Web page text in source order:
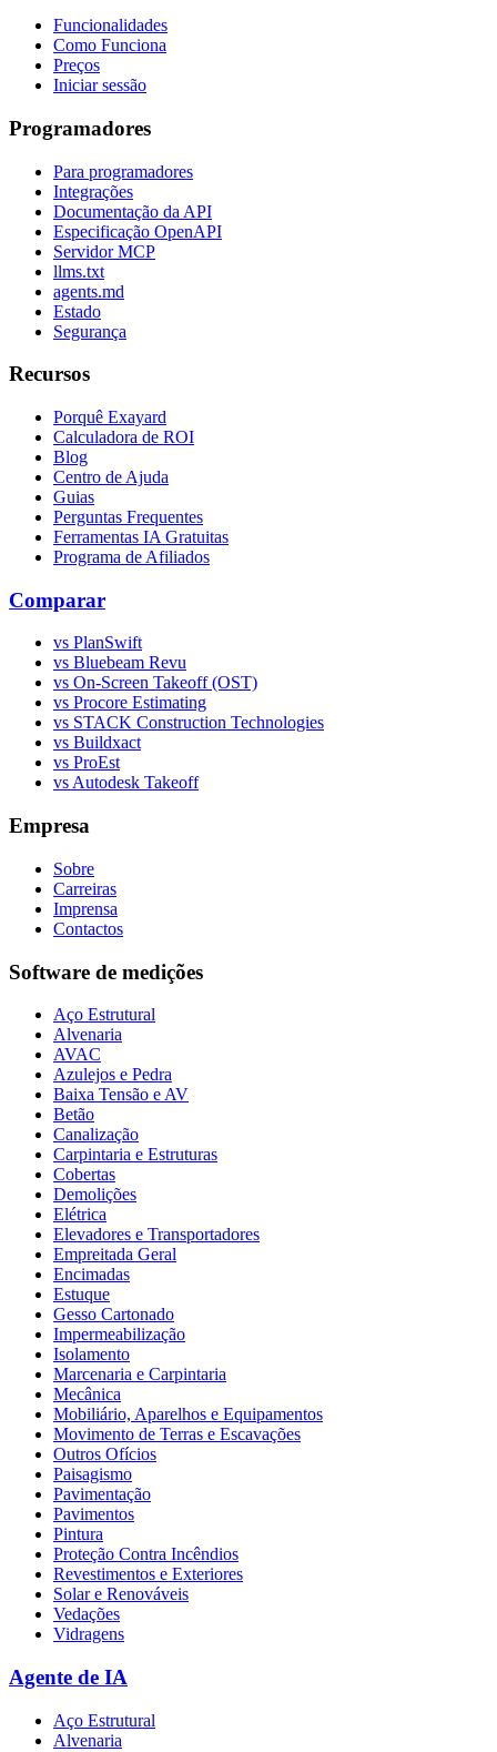
Funcionalidades
Como Funciona
Preços
Iniciar sessão
Programadores
Para programadores
Integrações
Documentação da API
Especificação OpenAPI
Servidor MCP
llms.txt
agents.md
Estado
Segurança
Recursos
Porquê Exayard
Calculadora de ROI
Blog
Centro de Ajuda
Guias
Perguntas Frequentes
Ferramentas IA Gratuitas
Programa de Afiliados
Comparar
vs PlanSwift
vs Bluebeam Revu
vs On-Screen Takeoff (OST)
vs Procore Estimating
vs STACK Construction Technologies
vs Buildxact
vs ProEst
vs Autodesk Takeoff
Empresa
Sobre
Carreiras
Imprensa
Contactos
Software de medições
Aço Estrutural
Alvenaria
AVAC
Azulejos e Pedra
Baixa Tensão e AV
Betão
Canalização
Carpintaria e Estruturas
Cobertas
Demolições
Elétrica
Elevadores e Transportadores
Empreitada Geral
Encimadas
Estuque
Gesso Cartonado
Impermeabilização
Isolamento
Marcenaria e Carpintaria
Mecânica
Mobiliário, Aparelhos e Equipamentos
Movimento de Terras e Escavações
Outros Ofícios
Paisagismo
Pavimentação
Pavimentos
Pintura
Proteção Contra Incêndios
Revestimentos e Exteriores
Solar e Renováveis
Vedações
Vidragens
Agente de IA
Aço Estrutural
Alvenaria